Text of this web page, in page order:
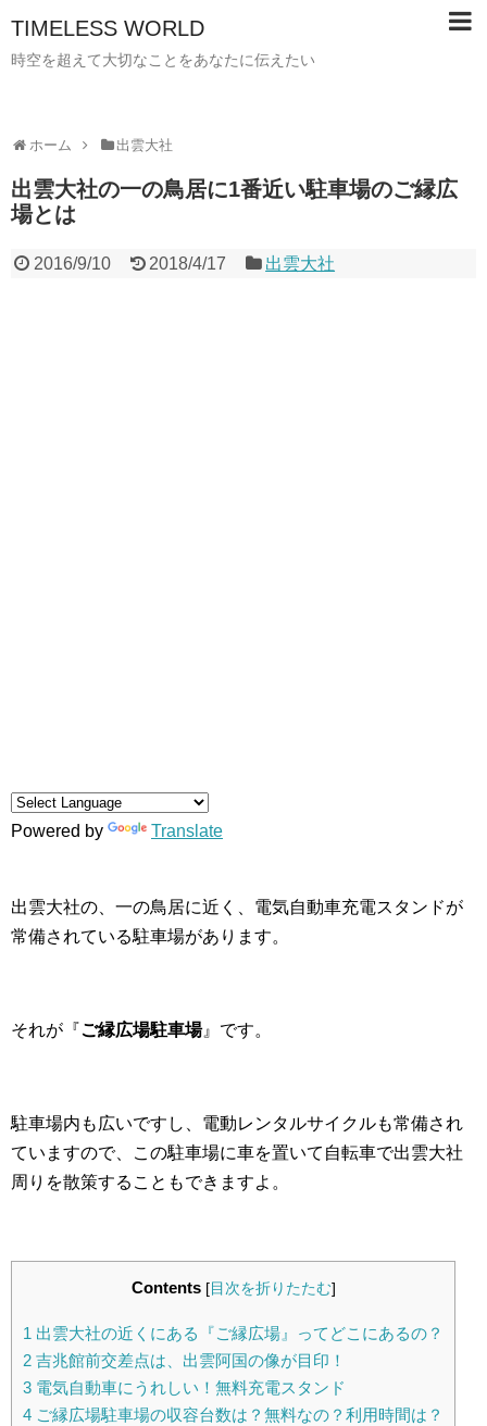
TIMELESS WORLD
時空を超えて大切なことをあなたに伝えたい
ホーム 出雲大社
出雲大社の一の鳥居に1番近い駐車場のご縁広
場とは
2016/9/10 2018/4/17 出雲大社
Powered by Translate
出雲大社の、一の鳥居に近く、電気自動車充電スタンドが
常備されている駐車場があります。
それが『ご縁広場駐車場』です。
駐車場内も広いですし、電動レンタルサイクルも常備され
ていますので、この駐車場に車を置いて自転車で出雲大社
周りを散策することもできますよ。
Contents [目次を折りたたむ]
1 出雲大社の近くにある『ご縁広場』ってどこにあるの？
2 吉兆館前交差点は、出雲阿国の像が目印！
3 電気自動車にうれしい！無料充電スタンド
4 ご縁広場駐車場の収容台数は？無料なの？利用時間は？